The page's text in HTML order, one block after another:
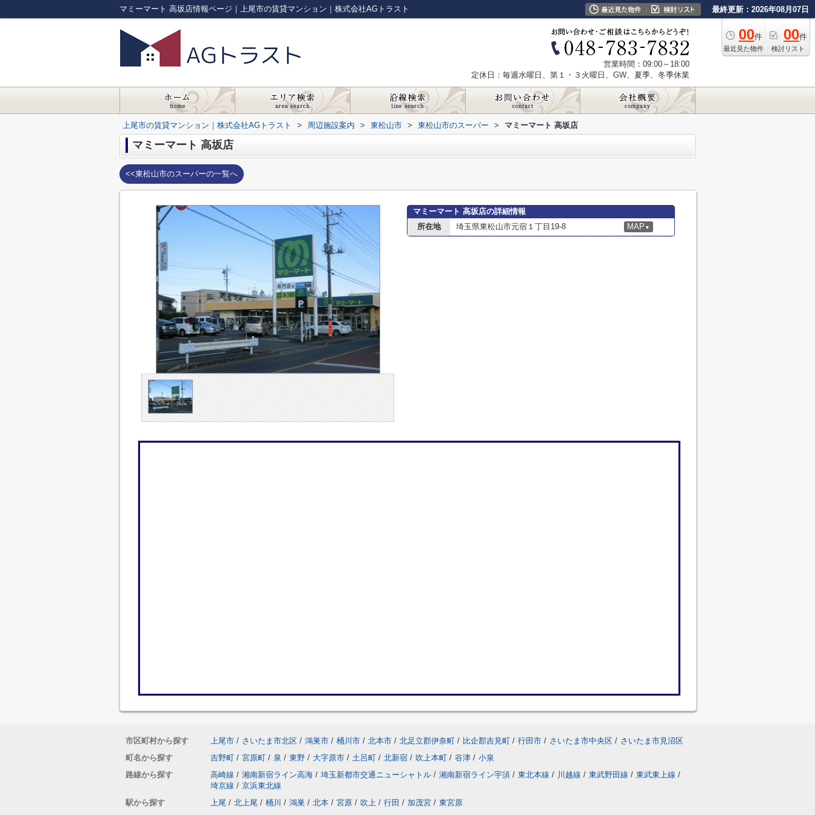
マミーマート 高坂店情報ページ｜上尾市の賃貸マンション｜株式会社AGトラスト 最終更新：2026年08月07日
00件
最近見た物件
00件
検討リスト
営業時間：09:00～18:00
定休日：毎週水曜日、第１・３火曜日、GW、夏季、冬季休業
上尾市の賃貸マンション｜株式会社AGトラスト > 周辺施設案内 > 東松山市 > 東松山市のスーパー > マミーマート 高坂店
マミーマート 高坂店
<<東松山市のスーパーの一覧へ
マミーマート 高坂店の詳細情報
所在地
埼玉県東松山市元宿１丁目19-8 MAP ▼
市区町村から探す 上尾市 / さいたま市北区 / 鴻巣市 / 桶川市 / 北本市 / 北足立郡伊奈町 / 比企郡吉見町 / 行田市 / さいたま市中央区 / さいたま市見沼区
町名から探す
吉野町 / 宮原町 / 泉 / 東野 / 大字原市 / 土呂町 / 北新宿 / 吹上本町 / 谷津 / 小泉
路線から探す
高崎線 / 湘南新宿ライン高海 / 埼玉新都市交通ニューシャトル / 湘南新宿ライン宇須 / 東北本線 / 川越線 / 東武野田線 / 東武東上線 /
埼京線 / 京浜東北線
駅から探す
上尾 / 北上尾 / 桶川 / 鴻巣 / 北本 / 宮原 / 吹上 / 行田 / 加茂宮 / 東宮原